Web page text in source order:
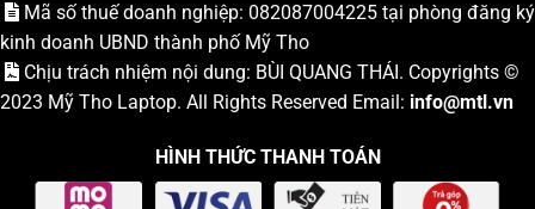
Mã số thuế doanh nghiệp: 082087004225 tại phòng đăng ký
kinh doanh UBND thành phố Mỹ Tho
Chịu trách nhiệm nội dung: BÙI QUANG THÁI. Copyrights ©
2023 Mỹ Tho Laptop. All Rights Reserved Email: info@mtl.vn
HÌNH THỨC THANH TOÁN